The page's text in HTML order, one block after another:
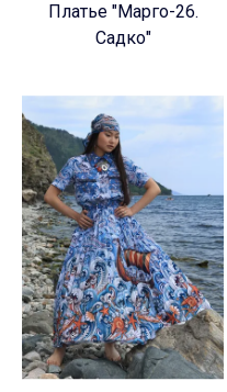
Платье "Марго-26.
Садко"